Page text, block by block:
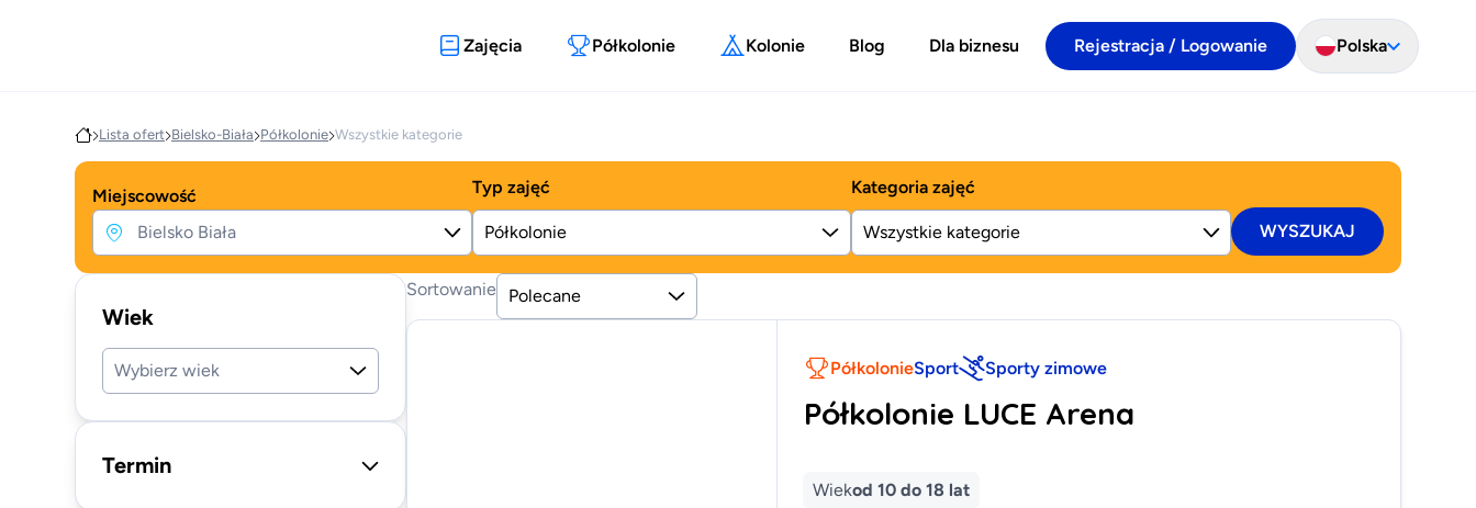
Zajęcia Półkolonie Kolonie Blog Dla biznesu Rejestracja / Logowanie Polska
Lista ofert Bielsko-Biała Półkolonie Wszystkie kategorie
Miejscowość Typ zajęć
Półkolonie
Kategoria zajęć
WYSZUKAJ
Wiek
Wybierz wiek
Termin
Sortowanie Polecane
PółkolonieSport Sporty zimowe
Półkolonie LUCE Arena
Wiekod 10 do 18 lat